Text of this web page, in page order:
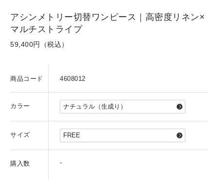
アシンメトリー切替ワンピース｜高密度リネン×
マルチストライプ
59,400円（税込）
商品コード 4608012
カラー
サイズ
購入数 -